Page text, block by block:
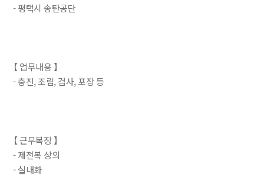
- 평택시 송탄공단
【 업무내용 】
- 충진, 조립, 검사, 포장 등
【 근무복장 】
- 제전복 상의
- 실내화